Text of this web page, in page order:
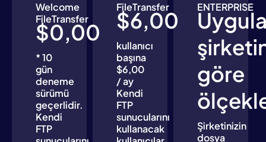
Welcome
FileTransfer
$0,00
* 10
gün
deneme
sürümü
geçerlidir.
Kendi
FTP
FileTransfer
$6,00
kullanıcı
başına
$6,00
/ ay
Kendi
FTP
sunucularını
kullanacak
ENTERPRISE
göre
Şirketinizin
dosya